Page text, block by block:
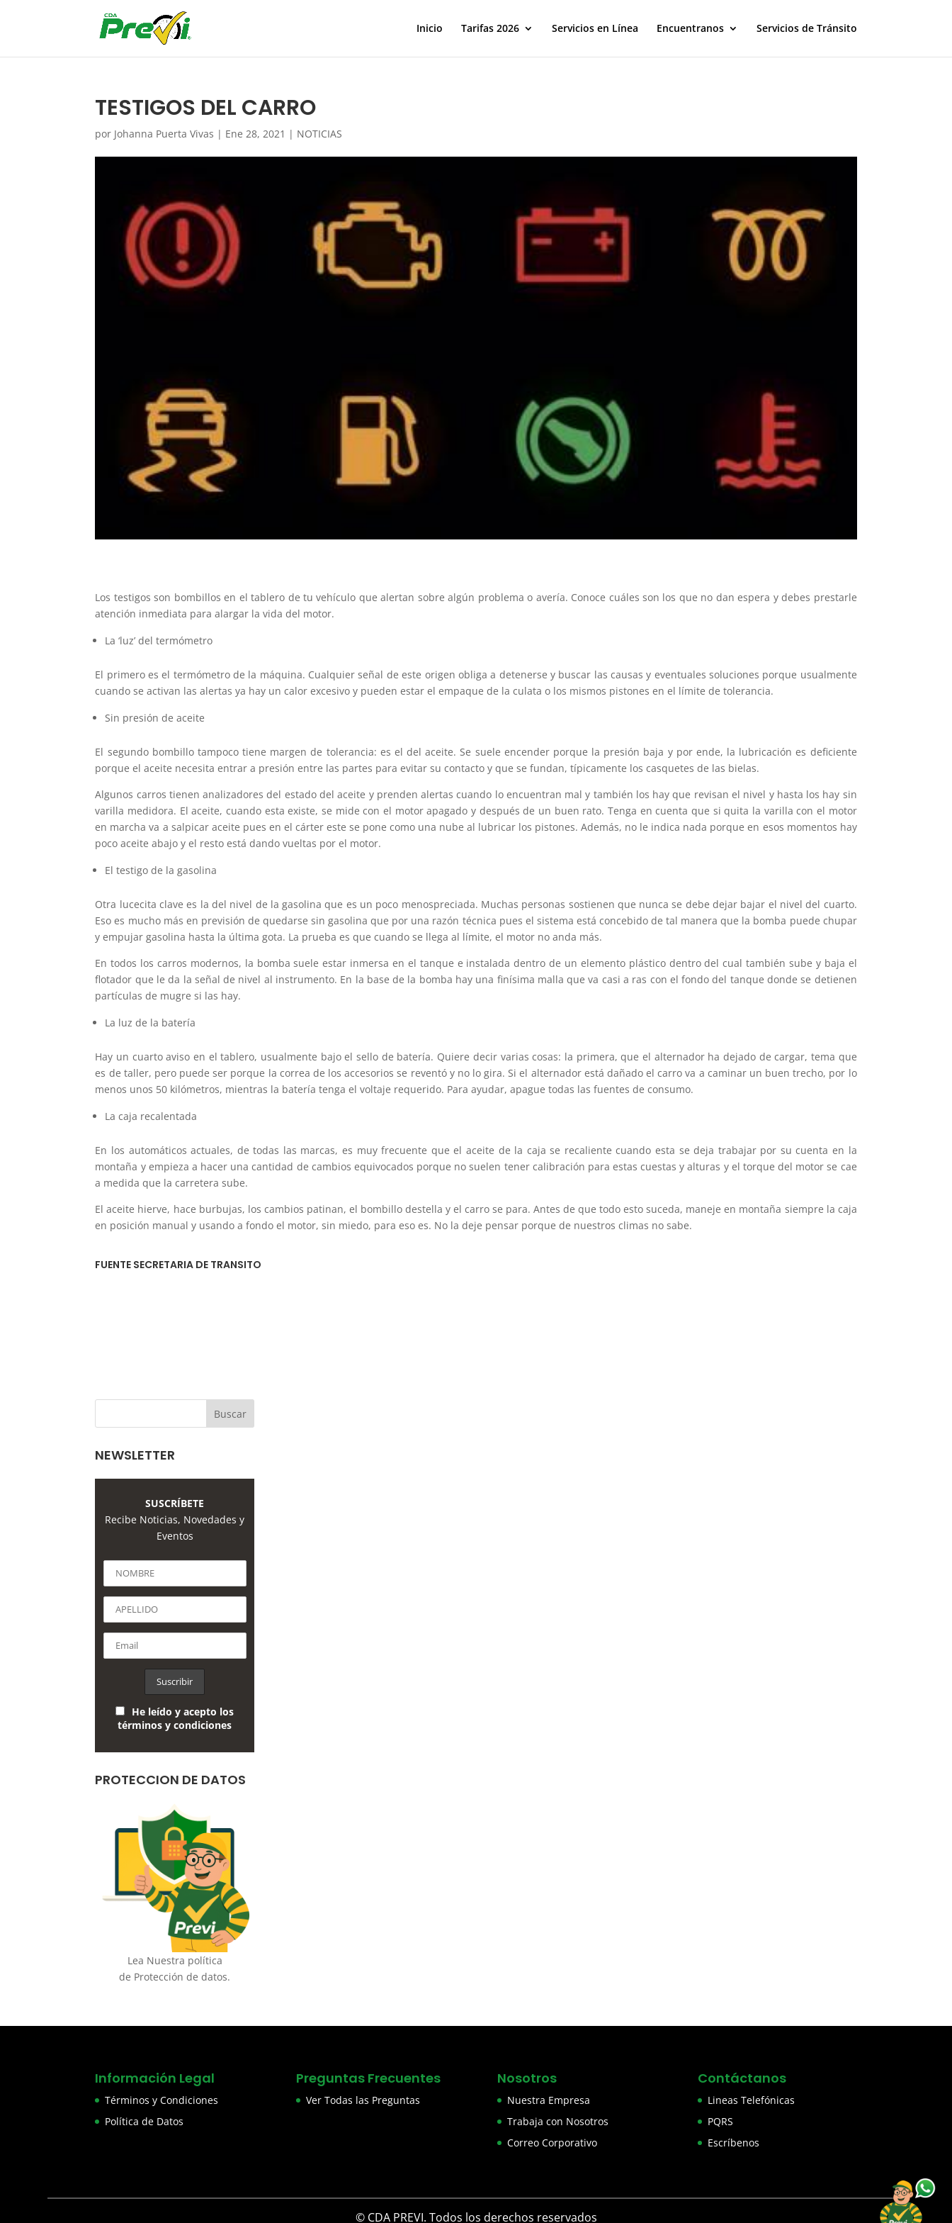
Inicio Tarifas 2026 Servicios en Línea Encuentranos Servicios de Tránsito
TESTIGOS DEL CARRO
por Johanna Puerta Vivas | Ene 28, 2021 | NOTICIAS
Los testigos son bombillos en el tablero de tu vehículo que alertan sobre algún problema o avería. Conoce cuáles son los que no dan espera y debes prestarle
atención inmediata para alargar la vida del motor.
La ‘luz’ del termómetro
​El primero es el termómetro de la máquina. Cualquier señal de este origen obliga a detenerse y buscar las causas y eventuales soluciones porque usualmente
cuando se activan las alertas ya hay un calor excesivo y pueden estar el empaque de la culata o los mismos pistones en el límite de tolerancia.
Sin presión de aceite
El segundo bombillo tampoco tiene margen de tolerancia: es el del aceite. Se suele encender porque la presión baja y por ende, la lubricación es deficiente
porque el aceite necesita entrar a presión entre las partes para evitar su contacto y que se fundan, típicamente los casquetes de las bielas.
Algunos carros tienen analizadores del estado del aceite y prenden alertas cuando lo encuentran mal y también los hay que revisan el nivel y hasta los hay sin
varilla medidora. El aceite, cuando esta existe, se mide con el motor apagado y después de un buen rato. Tenga en cuenta que si quita la varilla con el motor
en marcha va a salpicar aceite pues en el cárter este se pone como una nube al lubricar los pistones. Además, no le indica nada porque en esos momentos hay
poco aceite abajo y el resto está dando vueltas por el motor.
El testigo de la gasolina
Otra lucecita clave es la del nivel de la gasolina que es un poco menospreciada. Muchas personas sostienen que nunca se debe dejar bajar el nivel del cuarto.
Eso es mucho más en previsión de quedarse sin gasolina que por una razón técnica pues el sistema está concebido de tal manera que la bomba puede chupar
y empujar gasolina hasta la última gota. La prueba es que cuando se llega al límite, el motor no anda más.
En todos los carros modernos, la bomba suele estar inmersa en el tanque e instalada dentro de un elemento plástico dentro del cual también sube y baja el
flotador que le da la señal de nivel al instrumento. En la base de la bomba hay una finísima malla que va casi a ras con el fondo del tanque donde se detienen
partículas de mugre si las hay.
La luz de la batería
Hay un cuarto aviso en el tablero, usualmente bajo el sello de batería. Quiere decir varias cosas: la primera, que el alternador ha dejado de cargar, tema que
es de taller, pero puede ser porque la correa de los accesorios se reventó y no lo gira. Si el alternador está dañado el carro va a caminar un buen trecho, por lo
menos unos 50 kilómetros, mientras la batería tenga el voltaje requerido. Para ayudar, apague todas las fuentes de consumo.
La caja recalentada
En los automáticos actuales, de todas las marcas, es muy frecuente que el aceite de la caja se recaliente cuando esta se deja trabajar por su cuenta en la
montaña y empieza a hacer una cantidad de cambios equivocados porque no suelen tener calibración para estas cuestas y alturas y el torque del motor se cae
a medida que la carretera sube.
El aceite hierve, hace burbujas, los cambios patinan, el bombillo destella y el carro se para. Antes de que todo esto suceda, maneje en montaña siempre la caja
en posición manual y usando a fondo el motor, sin miedo, para eso es. No la deje pensar porque de nuestros climas no sabe.
FUENTE SECRETARIA DE TRANSITO
NEWSLETTER
SUSCRÍBETE
Recibe Noticias, Novedades y
Eventos
He leído y acepto los
términos y condiciones
PROTECCION DE DATOS
Lea Nuestra política
de Protección de datos.
Información Legal
Términos y Condiciones
Política de Datos
Preguntas Frecuentes
Ver Todas las Preguntas
Nosotros
Nuestra Empresa
Trabaja con Nosotros
Correo Corporativo
Contáctanos
Lineas Telefónicas
PQRS
Escríbenos
© CDA PREVI. Todos los derechos reservados